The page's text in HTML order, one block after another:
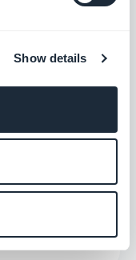
Show details
por OpenAI